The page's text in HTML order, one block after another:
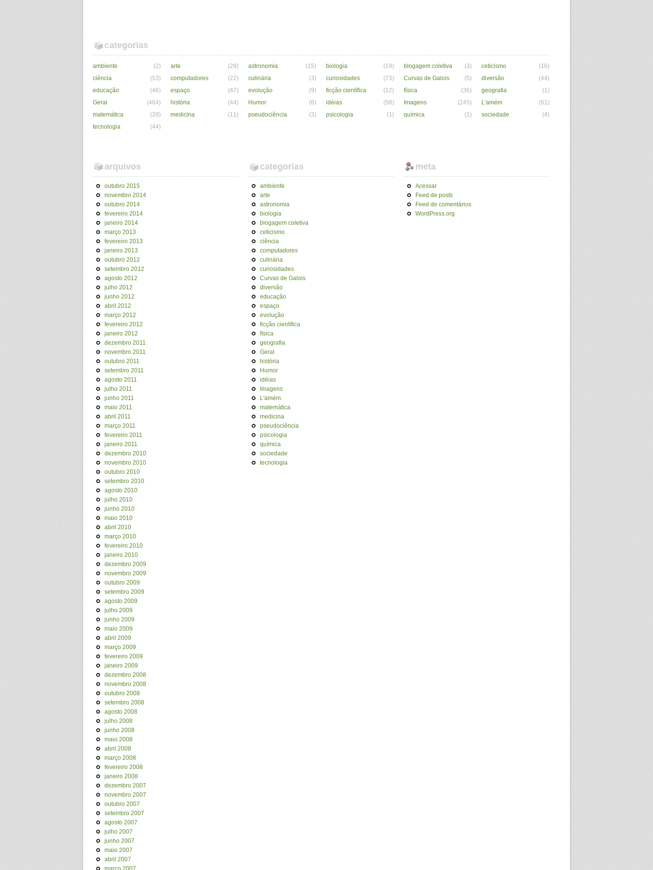
categorias
ambiente (2) arte (28) astronomia (15) biologia (19) blogagem coletiva (3) ceticismo
(16)
ciência
(53) computadores (22) culinária (3) curiosidades (73) Curvas de Galois (5) diversão
(44)
educação
(46) espaço (47) evolução (9) ficção científica (12) física (36) geografia
(1)
Geral
(464) história (44) Humor (6) idéias (58) Imagens (245) L'amém
(61)
matemática
(28) medicina (11) pseudociência (3) psicologia (1) química (1) sociedade
(4)
tecnologia
(44)
arquivos
outubro 2015
novembro 2014
outubro 2014
fevereiro 2014
janeiro 2014
março 2013
fevereiro 2013
janeiro 2013
outubro 2012
setembro 2012
agosto 2012
julho 2012
junho 2012
abril 2012
março 2012
fevereiro 2012
janeiro 2012
dezembro 2011
novembro 2011
outubro 2011
setembro 2011
agosto 2011
julho 2011
junho 2011
maio 2011
abril 2011
março 2011
fevereiro 2011
janeiro 2011
dezembro 2010
novembro 2010
outubro 2010
setembro 2010
agosto 2010
julho 2010
junho 2010
maio 2010
abril 2010
março 2010
fevereiro 2010
janeiro 2010
dezembro 2009
novembro 2009
outubro 2009
setembro 2009
agosto 2009
julho 2009
junho 2009
maio 2009
abril 2009
março 2009
fevereiro 2009
janeiro 2009
dezembro 2008
novembro 2008
outubro 2008
setembro 2008
agosto 2008
julho 2008
junho 2008
maio 2008
abril 2008
março 2008
fevereiro 2008
janeiro 2008
dezembro 2007
novembro 2007
outubro 2007
setembro 2007
agosto 2007
julho 2007
junho 2007
maio 2007
abril 2007
março 2007
categorias
ambiente
arte
astronomia
biologia
blogagem coletiva
ceticismo
ciência
computadores
culinária
curiosidades
Curvas de Galois
diversão
educação
espaço
evolução
ficção científica
física
geografia
Geral
história
Humor
idéias
Imagens
L'amém
matemática
medicina
pseudociência
psicologia
química
sociedade
tecnologia
meta
Acessar
Feed de posts
Feed de comentários
WordPress.org